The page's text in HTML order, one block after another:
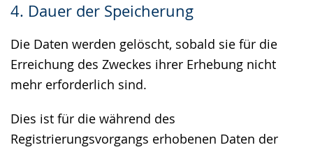
4. Dauer der Speicherung
Die Daten werden gelöscht, sobald sie für die
Erreichung des Zweckes ihrer Erhebung nicht
mehr erforderlich sind.
Dies ist für die während des
Registrierungsvorgangs erhobenen Daten der